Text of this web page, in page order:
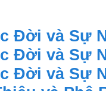
Đời và Sự
Đời và Sự
Đời và Sự